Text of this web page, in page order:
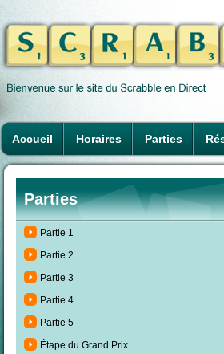
Accueil Horaires Parties
Parties
Partie 1
Partie 2
Partie 3
Partie 4
Partie 5
Étape du Grand Prix